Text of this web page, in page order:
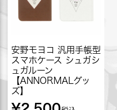
安野モヨコ 汎用手帳型
スマホケース シュガシ
ュガルーン
【ANNORMALグッ
ズ】